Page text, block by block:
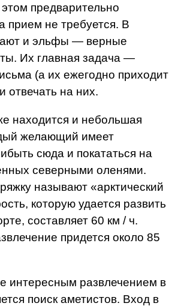
предварительно
прием не требуется. В
и эльфы — верные
Их главная задача —
(а их ежегодно приходит
отвечать на них.
находится и небольшая
желающий имеет
сюда и покататься на
северными оленями.
называют «арктический
которую удается развить
составляет 60 км / ч.
придется около 85
интересным развлечением в
поиск аметистов. Вход в